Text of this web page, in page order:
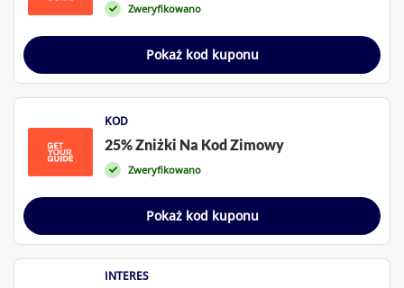
Zweryfikowano
Pokaż kod kuponu
KOD
25% Zniżki Na Kod Zimowy
Zweryfikowano
Pokaż kod kuponu
INTERES